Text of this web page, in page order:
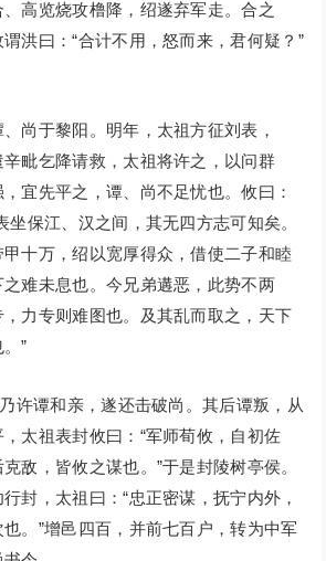
高览烧攻橹降，绍遂弃军走。合之
洪曰：“合计不用，怒而来，君何疑？”
于黎阳。明年，太祖方征刘表，
毗乞降请救，太祖将许之，以问群
宜先平之，谭、尚不足忧也。攸曰：
坐保江、汉之间，其无四方志可知矣。
十万，绍以宽厚得众，借使二子和睦
难未息也。今兄弟遘恶，此势不两
力专则难图也。及其乱而取之，天下
”
谭和亲，遂还击破尚。其后谭叛，从
太祖表封攸曰：“军师荀攸，自初佐
敌，皆攸之谋也。”于是封陵树亭侯。
封，太祖曰：“忠正密谋，抚宁内外，
。”增邑四百，并前七百户，转为中军